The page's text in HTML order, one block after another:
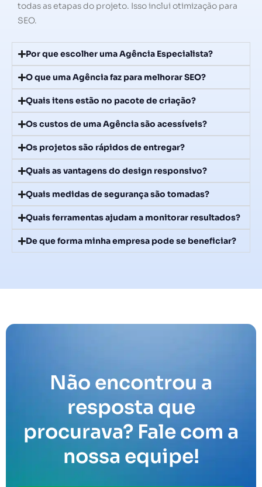
todas as etapas do projeto. Isso inclui otimização para
SEO.
Por que escolher uma Agência Especialista?
O que uma Agência faz para melhorar SEO?
Quais itens estão no pacote de criação?
Os custos de uma Agência são acessíveis?
Os projetos são rápidos de entregar?
Quais as vantagens do design responsivo?
Quais medidas de segurança são tomadas?
Quais ferramentas ajudam a monitorar resultados?
De que forma minha empresa pode se beneficiar?
Não encontrou a
resposta que
procurava? Fale com a
nossa equipe!